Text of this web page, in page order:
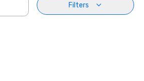
Filters